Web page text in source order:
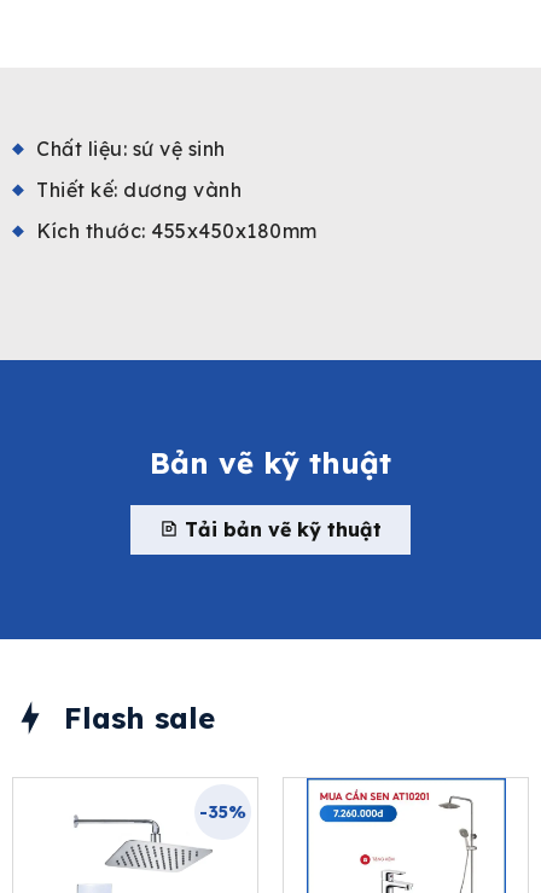
Chất liệu: sứ vệ sinh
Thiết kế: dương vành
Kích thước: 455x450x180mm
Bản vẽ kỹ thuật
Tải bản vẽ kỹ thuật
Flash sale
-35%